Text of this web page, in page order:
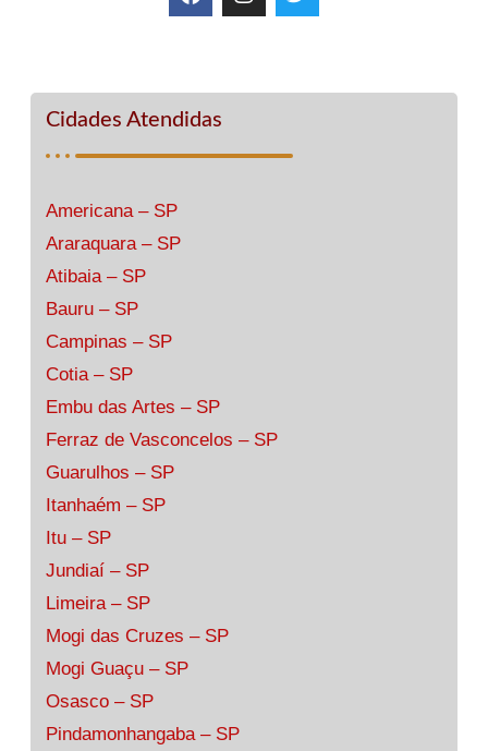
Cidades Atendidas
Americana – SP
Araraquara – SP
Atibaia – SP
Bauru – SP
Campinas – SP
Cotia – SP
Embu das Artes – SP
Ferraz de Vasconcelos – SP
Guarulhos – SP
Itanhaém – SP
Itu – SP
Jundiaí – SP
Limeira – SP
Mogi das Cruzes – SP
Mogi Guaçu – SP
Osasco – SP
Pindamonhangaba – SP